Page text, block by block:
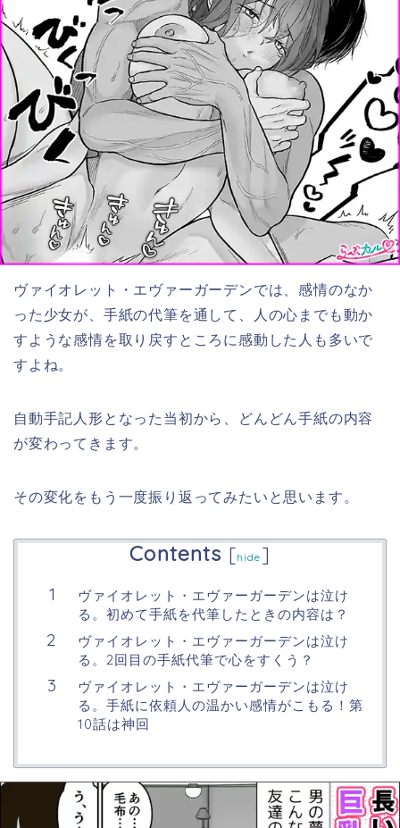
ヴァイオレット・エヴァーガーデンでは、感情のなか
った少女が、手紙の代筆を通して、人の心までも動か
すような感情を取り戻すところに感動した人も多いで
すよね。
自動手記人形となった当初から、どんどん手紙の内容
が変わってきます。
その変化をもう一度振り返ってみたいと思います。
Contents [hide ]
ヴァイオレット・エヴァーガーデンは泣け
る。初めて手紙を代筆したときの内容は？
ヴァイオレット・エヴァーガーデンは泣け
る。2回目の手紙代筆で心をすくう？
ヴァイオレット・エヴァーガーデンは泣け
る。手紙に依頼人の温かい感情がこもる！第
10話は神回